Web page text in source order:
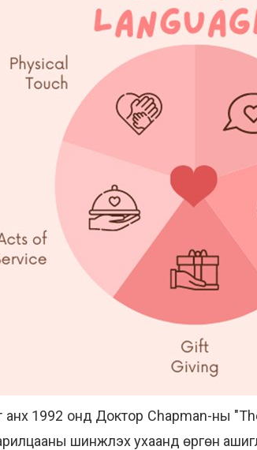
анх 1992 онд Доктор Chapman-ны
шинжлэх ухаанд өргөн